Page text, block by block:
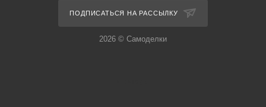
ПОДПИСАТЬСЯ НА РАССЫЛКУ
2026 © Самоделки